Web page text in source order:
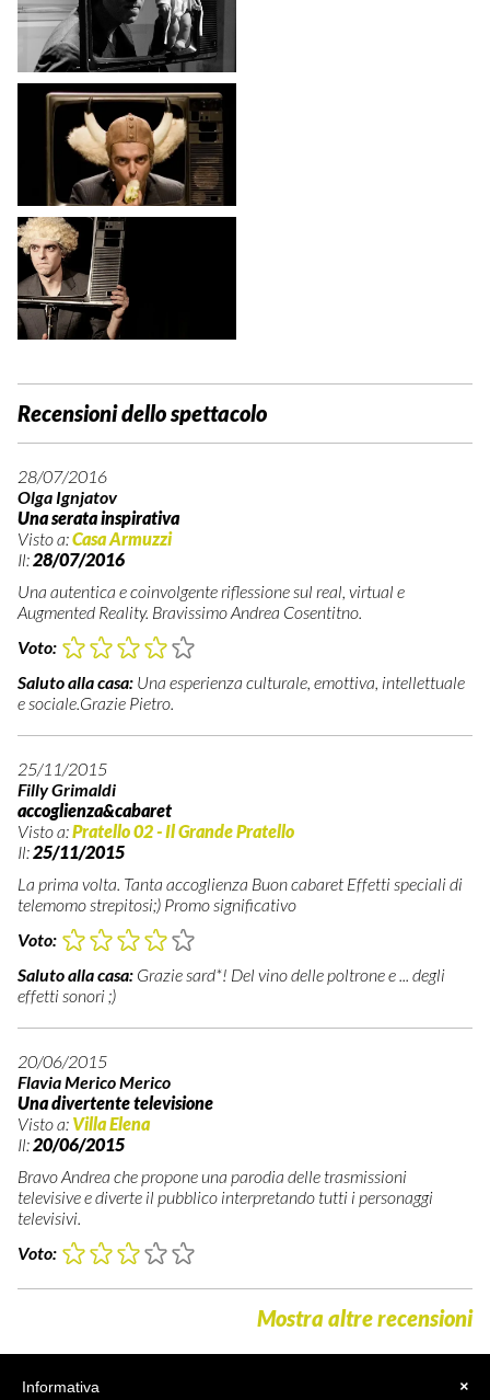
Recensioni dello spettacolo
28/07/2016
Olga Ignjatov
Una serata inspirativa
Visto a:Casa Armuzzi
Il:28/07/2016
Una autentica e coinvolgente riflessione sul real, virtual e
Augmented Reality. Bravissimo Andrea Cosentitno.
Voto:
Saluto alla casa: Una esperienza culturale, emottiva, intellettuale
e sociale.Grazie Pietro.
25/11/2015
Filly Grimaldi
accoglienza&cabaret
Visto a:Pratello 02 - Il Grande Pratello
Il:25/11/2015
La prima volta. Tanta accoglienza Buon cabaret Effetti speciali di
telemomo strepitosi;) Promo significativo
Voto:
Saluto alla casa: Grazie sard*! Del vino delle poltrone e ... degli
effetti sonori ;)
20/06/2015
Flavia Merico Merico
Una divertente televisione
Visto a: Villa Elena
Il:20/06/2015
Bravo Andrea che propone una parodia delle trasmissioni
televisive e diverte il pubblico interpretando tutti i personaggi
televisivi.
Voto:
Mostra altre recensioni
×
Informativa